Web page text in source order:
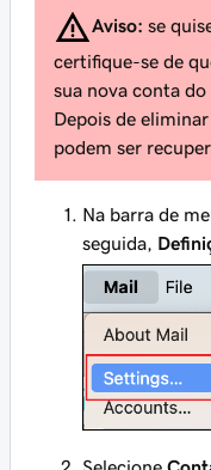
Aviso: se
certifique-se de
sua nova conta
Depois de
podem ser
Na barra de
seguida,